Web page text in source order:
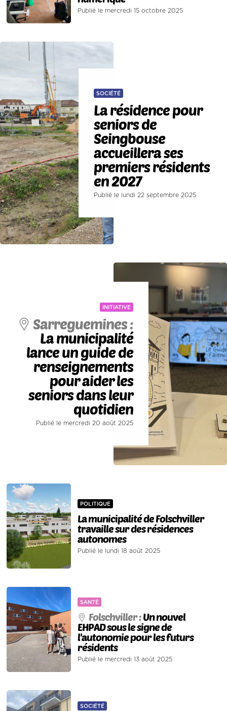
Publié le mercredi 15 octobre 2025
SOCIÉTÉ
La résidence pour
seniors de
Seingbouse
accueillera ses
premiers résidents
en 2027
Publié le lundi 22 septembre 2025
INITIATIVE
Sarreguemines :
La municipalité
lance un guide de
renseignements
pour aider les
seniors dans leur
quotidien
Publié le mercredi 20 août 2025
POLITIQUE
La municipalité de Folschviller
travaille sur des résidences
autonomes
Publié le lundi 18 août 2025
SANTÉ
Folschviller :Un nouvel
EHPAD sous le signe de
l'autonomie pour les futurs
résidents
Publié le mercredi 13 août 2025
SOCIÉTÉ